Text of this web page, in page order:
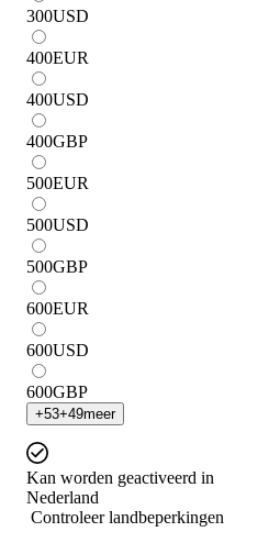
300USD
400EUR
400USD
400GBP
500EUR
500USD
500GBP
600EUR
600USD
600GBP
+53+49meer
Kan worden geactiveerd in
Nederland
Controleer landbeperkingen